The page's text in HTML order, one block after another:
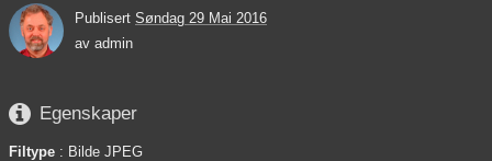
Publisert Søndag 29 Mai 2016
av admin
 Egenskaper
Filtype : Bilde JPEG